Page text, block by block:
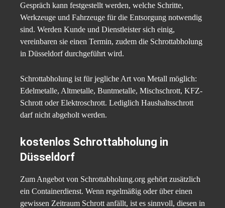
Gespräch kann festgestellt werden, welche Schritte,
Werkzeuge und Fahrzeuge für die Entsorgung notwendig
sind. Werden Kunde und Dienstleister sich einig,
vereinbaren sie einen Termin, zudem die Schrottabholung
in Düsseldorf durchgeführt wird.
Schrottabholung ist für jegliche Art von Metall möglich:
Edelmetalle, Altmetalle, Buntmetalle, Mischschrott, KFZ-
Schrott oder Elektroschrott. Lediglich Haushaltsschrott
darf nicht abgeholt werden.
kostenlos Schrottabholung in
Düsseldorf
Zum Angebot von Schrottabholung.org gehört zusätzlich
ein Containerdienst. Wenn regelmäßig oder über einen
gewissen Zeitraum Schrott anfällt, ist es sinnvoll, diesen in